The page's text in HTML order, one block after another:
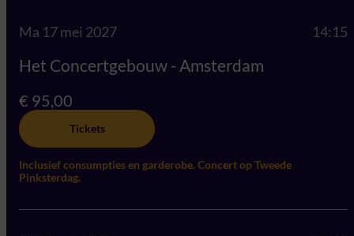
Ma 17 mei 2027 14:15
Het Concertgebouw - Amsterdam
€ 95,00
Tickets
Inclusief consumpties en garderobe. Concert op Tweede
Pinksterdag.